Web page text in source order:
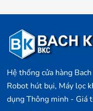
Hệ thống cửa hàng
Robot hút bụi, Máy lọc
dụng Thông minh - Giá